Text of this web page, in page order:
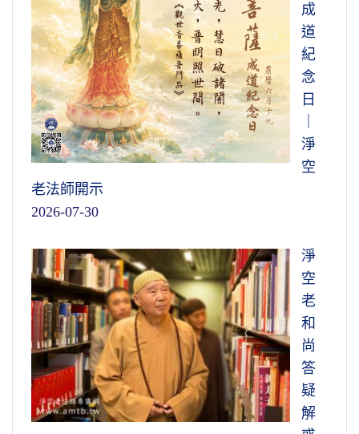
成
道
紀
念
日
淨
空
老法師開示
2026-07-30
淨
空
老
和
尚
答
疑
解